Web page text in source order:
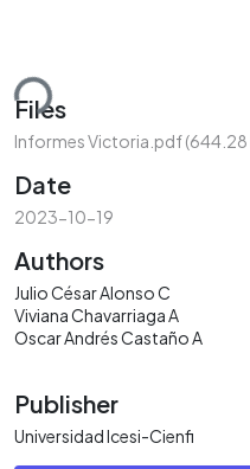
Files
Informes Victoria.pdf(644.28
Date
2023-10-19
Authors
Julio César Alonso C
Viviana Chavarriaga A
Oscar Andrés Castaño A
Publisher
Universidad Icesi-Cienfi